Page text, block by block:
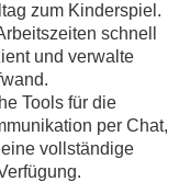
zum Kinderspiel.
schnell
und verwalte
Tools für die
per Chat,
vollständige